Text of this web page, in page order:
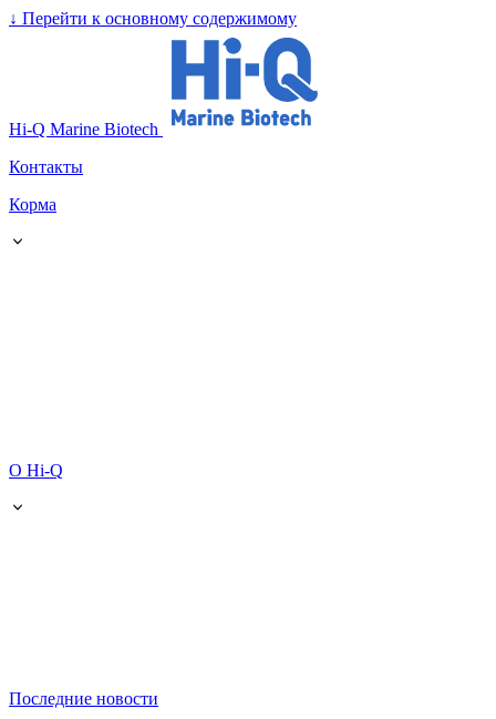
↓ Перейти к основному содержимому
Hi-Q Marine Biotech
Контакты
Корма
О Hi-Q
Последние новости